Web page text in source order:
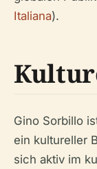
Italiana).
Gino Sorbillo
ein kultureller
sich aktiv im